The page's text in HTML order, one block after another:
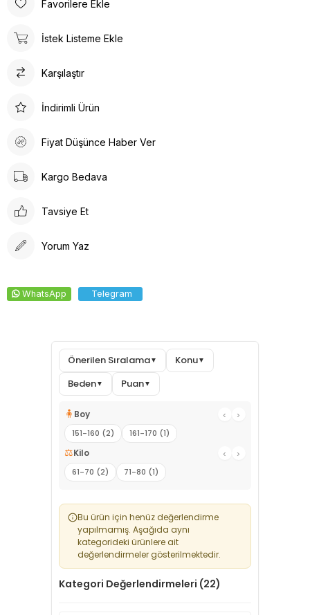
sunar. İç tabanında kullanılan suni deri malzeme ayağınızın
Kalın topuklu tasarım, dengeli ve rahat bir yürüyüş deneyimi
Favorilere Ekle
İstek Listeme Ekle
Karşılaştır
İndirimli Ürün
Fiyat Düşünce Haber Ver
Kargo Bedava
Tavsiye Et
Yorum Yaz
WhatsApp Telegram
Önerilen Sıralama▼ Konu▼
Beden▼ Puan▼
🧍 Boy ‹
›
151-160 (2)
161-170 (1)
⚖️Kilo ‹
›
61-70 (2)
71-80 (1)
Bu ürün için henüz değerlendirme
yapılmamış. Aşağıda aynı
kategorideki ürünlere ait
değerlendirmeler gösterilmektedir.
Kategori Değerlendirmeleri (22)